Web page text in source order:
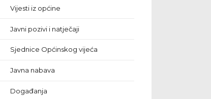
Vijesti iz općine
Javni pozivi i natječaji
Sjednice Općinskog vijeća
Javna nabava
Događanja